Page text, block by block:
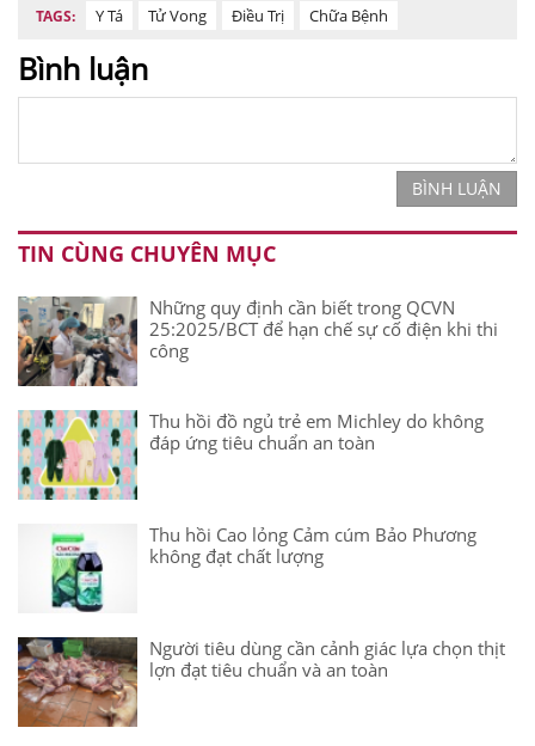
TAGS: Y Tá Tử Vong Điều Trị Chữa Bệnh
Bình luận
BÌNH LUẬN
TIN CÙNG CHUYÊN MỤC
Những quy định cần biết trong QCVN
25:2025/BCT để hạn chế sự cố điện khi thi
công
Thu hồi đồ ngủ trẻ em Michley do không
đáp ứng tiêu chuẩn an toàn
Thu hồi Cao lỏng Cảm cúm Bảo Phương
không đạt chất lượng
Người tiêu dùng cần cảnh giác lựa chọn thịt
lợn đạt tiêu chuẩn và an toàn